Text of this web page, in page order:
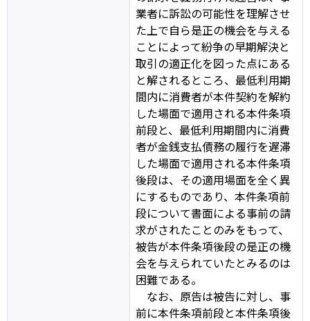
業者に訴訟の可能性を理解させ
た上で自ら是正の機会を与える
ことによって紛争の早期解決と
取引の適正化を図った点にある
と解されるところ、最低利用期
間内に消費者が本件契約を解約
した場面で適用される本件条項
前段と、最低利用期間内に消費
者が金銭支払債務の履行を遅滞
した場面で適用される本件条項
後段は、その適用場面を全く異
にするものであり、本件条項前
段について書面による事前の請
求がされたことのみをもって、
被告が本件条項後段の是正の機
会を与えられていたとみるのは
困難である。
なお、原告は被告に対し、事
前に本件条項前段と本件条項後